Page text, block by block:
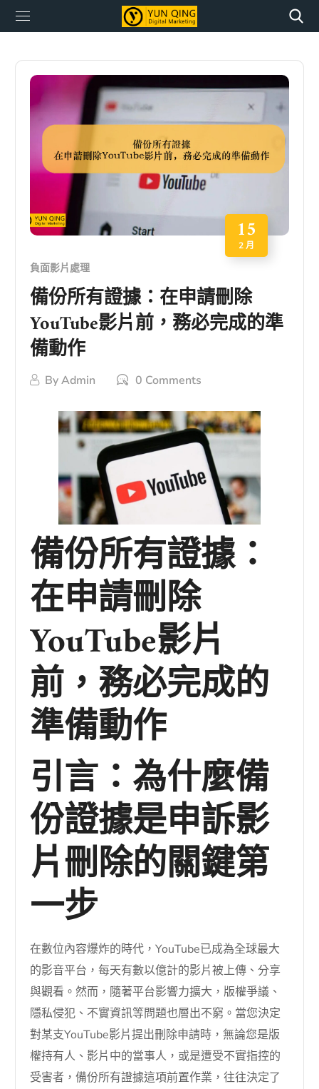
15
2 月
負面影片處理
備份所有證據：在申請刪除
YouTube影片前，務必完成的準
備動作
ByAdmin 0 Comments
備份所有證據：
在申請刪除
YouTube影片
前，務必完成的
準備動作
引言：為什麼備
份證據是申訴影
片刪除的關鍵第
一步
在數位內容爆炸的時代，YouTube已成為全球最大
的影音平台，每天有數以億計的影片被上傳、分享
與觀看。然而，隨著平台影響力擴大，版權爭議、
隱私侵犯、不實資訊等問題也層出不窮。當您決定
對某支YouTube影片提出刪除申請時，無論您是版
權持有人、影片中的當事人，或是遭受不實指控的
受害者，備份所有證據這項前置作業，往往決定了